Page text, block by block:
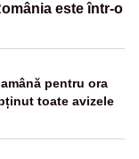
este într-o
pentru ora
toate avizele